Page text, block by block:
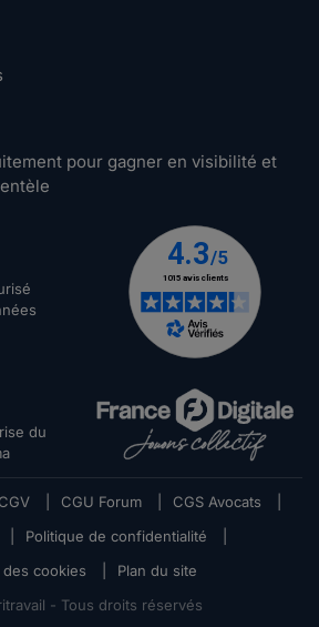
pour gagner en visibilité et
du
CGV CGU Forum CGS Avocats
Politique de confidentialité
des cookies
Plan du site
- Tous droits réservés